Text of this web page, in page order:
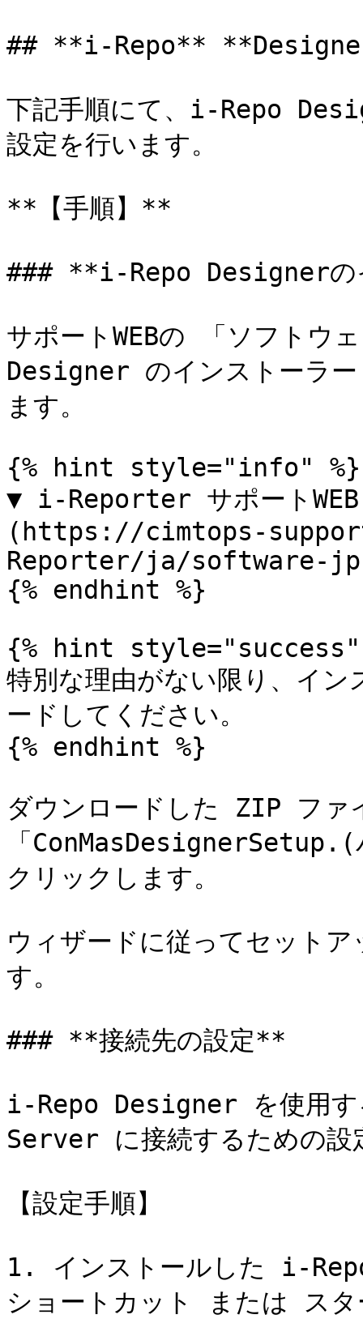
## **i-Repo** **Designer
下記手順にて、i-Repo
設定を行います。
**【手順】**
### **i-Repo Designerの
サポートWEBの 「ソフトウ
Designer のインストーラー
ます。
{% hint style="info" %}
▼ i-Reporter サポート
(https://cimtops-
Reporter/ja/software-
{% endhint %}
{% hint style="success"
特別な理由がない限り、イン
ードしてください。
{% endhint %}
ダウンロードした ZIP ファ
「
クリックします。
ウィザードに従ってセット
す。
### **接続先の設定**
i-Repo Designer を使用す
Server に接続するための設
【設定手順】
1. インストールした i-
ショートカット または スタ